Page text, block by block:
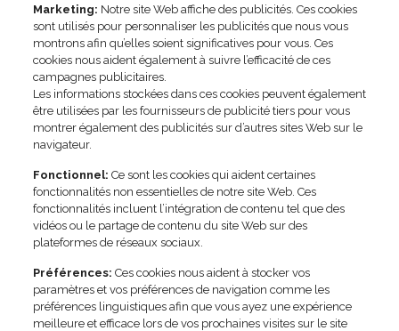
Marketing: Notre site Web affiche des publicités. Ces cookies
sont utilisés pour personnaliser les publicités que nous vous
montrons afin qu’elles soient significatives pour vous. Ces
cookies nous aident également à suivre l’efficacité de ces
campagnes publicitaires.
Les informations stockées dans ces cookies peuvent également
être utilisées par les fournisseurs de publicité tiers pour vous
montrer également des publicités sur d’autres sites Web sur le
navigateur.
Fonctionnel: Ce sont les cookies qui aident certaines
fonctionnalités non essentielles de notre site Web. Ces
fonctionnalités incluent l’intégration de contenu tel que des
vidéos ou le partage de contenu du site Web sur des
plateformes de réseaux sociaux.
Préférences: Ces cookies nous aident à stocker vos
paramètres et vos préférences de navigation comme les
préférences linguistiques afin que vous ayez une expérience
meilleure et efficace lors de vos prochaines visites sur le site